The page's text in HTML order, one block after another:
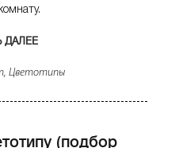
ДАЛЕЕ
, Цветотипы
(подбор